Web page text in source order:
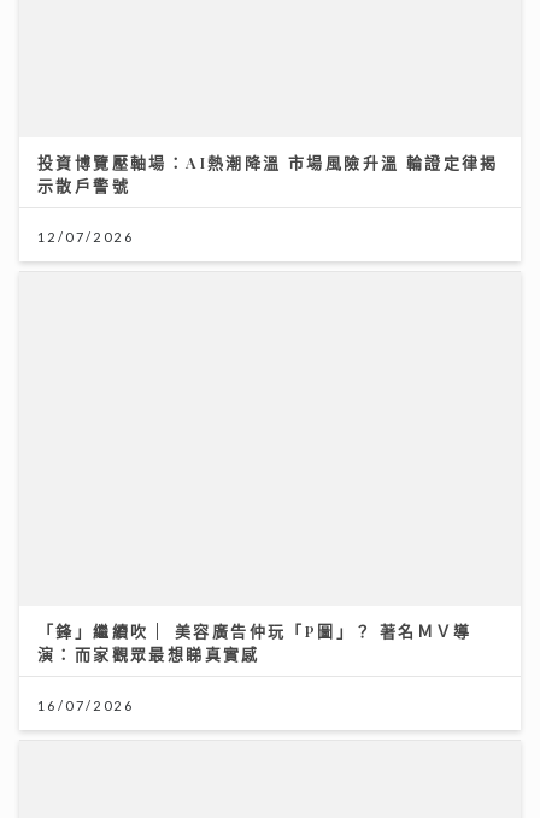
投資博覽壓軸場：AI熱潮降溫 市場風險升溫 輪證定律揭
示散戶警號
12/07/2026
「鋒」繼續吹 | 美容廣告仲玩「P圖」？ 著名ＭＶ導
演：而家觀眾最想睇真實感
16/07/2026